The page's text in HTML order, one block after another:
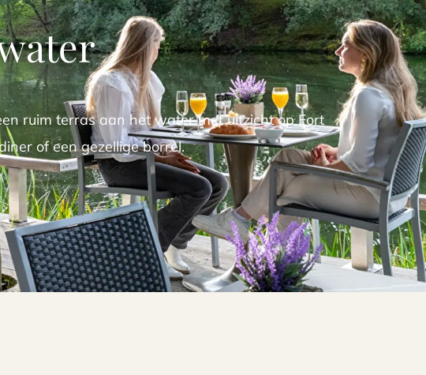
ruim terras aan het water met uitzicht op Fort
of een gezellige borrel.